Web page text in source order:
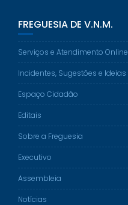
FREGUESIA DE V.N.M.
Serviços e Atendimento Online
Incidentes, Sugestões e Ideias
Espaço Cidadão
Editais
Sobre a Freguesia
Executivo
Assembleia
Notícias